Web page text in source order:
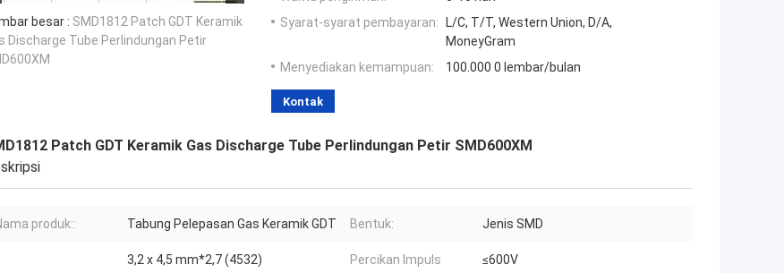
besar : SMD1812 Patch GDT Keramik
Discharge Tube Perlindungan Petir
Syarat-syarat pembayaran:
L/C, T/T, Western Union, D/A,
MoneyGram
Menyediakan kemampuan:
100.000 0 lembar/bulan
Kontak
Patch GDT Keramik Gas Discharge Tube Perlindungan Petir SMD600XM
produk:: Tabung Pelepasan Gas Keramik GDT Bentuk: Jenis SMD
3,2 x 4,5 mm*2,7 (4532)
Percikan Impuls
≤600V